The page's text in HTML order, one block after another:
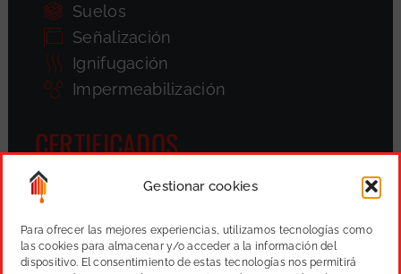
Gestionar cookies
Para ofrecer las mejores experiencias, utilizamos tecnologías como
las cookies para almacenar y/o acceder a la información del
dispositivo. El consentimiento de estas tecnologías nos permitirá
Suelos
Señalización
Ignifugación
Impermeabilización
CERTIFICADOS